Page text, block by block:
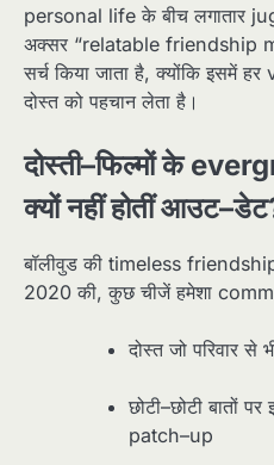
personal life के बीच लगातार
अक्सर “relatable friendship
सर्च किया जाता है, क्योंकि इसमें
दोस्त को पहचान लेता है।​
दोस्ती–फिल्मों के
क्यों नहीं होतीं
बॉलीवुड की timeless friendship
2020 की, कुछ चीजें हमेशा
दोस्त जो परिवार से
छोटी–छोटी बातों
patch–up